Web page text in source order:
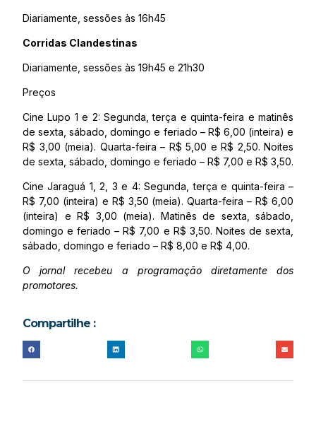
Diariamente, sessões às 16h45
Corridas Clandestinas
Diariamente, sessões às 19h45 e 21h30
Preços
Cine Lupo 1 e 2: Segunda, terça e quinta-feira e matinês
de sexta, sábado, domingo e feriado – R$ 6,00 (inteira) e
R$ 3,00 (meia). Quarta-feira – R$ 5,00 e R$ 2,50. Noites
de sexta, sábado, domingo e feriado – R$ 7,00 e R$ 3,50.
Cine Jaraguá 1, 2, 3 e 4: Segunda, terça e quinta-feira –
R$ 7,00 (inteira) e R$ 3,50 (meia). Quarta-feira – R$ 6,00
(inteira) e R$ 3,00 (meia). Matinês de sexta, sábado,
domingo e feriado – R$ 7,00 e R$ 3,50. Noites de sexta,
sábado, domingo e feriado – R$ 8,00 e R$ 4,00.
O jornal recebeu a programação diretamente dos
promotores.
Compartilhe :